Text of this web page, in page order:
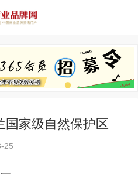
品牌故事
国家级自然保护区
25